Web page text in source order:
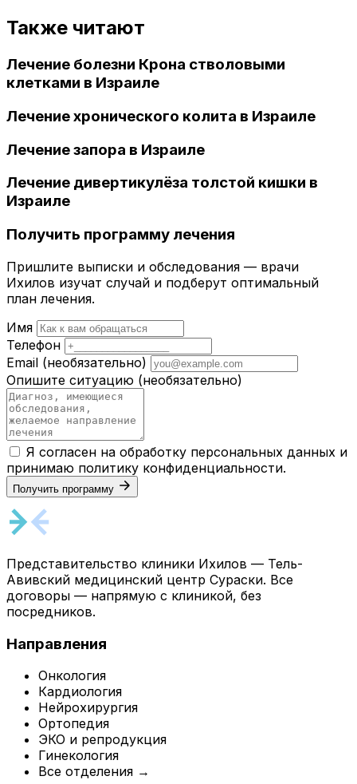
Также читают
Лечение болезни Крона стволовыми
клетками в Израиле
Лечение хронического колита в Израиле
Лечение запора в Израиле
Лечение дивертикулёза толстой кишки в
Израиле
Получить программу лечения
Пришлите выписки и обследования — врачи
Ихилов изучат случай и подберут оптимальный
план лечения.
Имя
Телефон
Email (необязательно)
Опишите ситуацию (необязательно)
Я согласен на обработку персональных данных и
принимаю политику конфиденциальности.
Получить программу
Представительство клиники Ихилов — Тель-
Авивский медицинский центр Сураски. Все
договоры — напрямую с клиникой, без
посредников.
Направления
Онкология
Кардиология
Нейрохирургия
Ортопедия
ЭКО и репродукция
Гинекология
Все отделения →